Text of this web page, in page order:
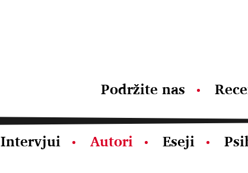
Podržite nas
Intervjui Autori Eseji